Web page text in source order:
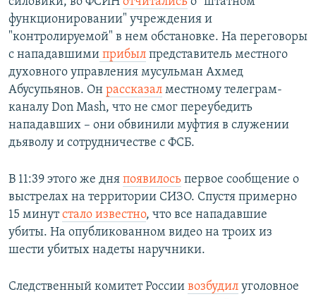
функционировании" учреждения и
"контролируемой" в нем обстановке. На переговоры
с нападавшими прибыл представитель местного
духовного управления мусульман Ахмед
Абусупьянов. Он рассказал местному телеграм-
каналу Don Mash, что не смог переубедить
нападавших – они обвинили муфтия в служении
дьяволу и сотрудничестве с ФСБ.
В 11:39 этого же дня появилось первое сообщение о
выстрелах на территории СИЗО. Спустя примерно
15 минутстало известно, что все нападавшие
убиты. На опубликованном видео на троих из
шести убитых надеты наручники.
Следственный комитет России возбудил уголовное